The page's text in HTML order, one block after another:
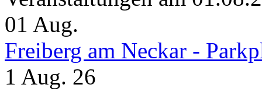
01 Aug.
Freiberg am Neckar -
1 Aug. 26